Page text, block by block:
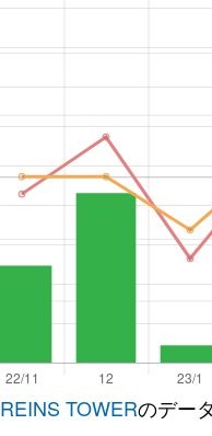
REINS TOWERのデー